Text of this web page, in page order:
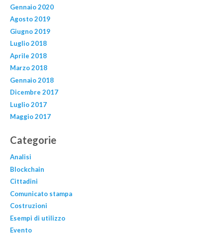
Gennaio 2020
Agosto 2019
Giugno 2019
Luglio 2018
Aprile 2018
Marzo 2018
Gennaio 2018
Dicembre 2017
Luglio 2017
Maggio 2017
Categorie
Analisi
Blockchain
Cittadini
Comunicato stampa
Costruzioni
Esempi di utilizzo
Evento